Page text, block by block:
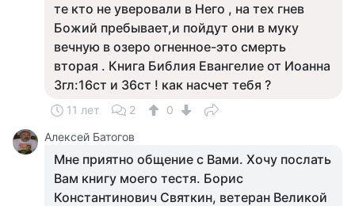
те кто не уверовали в Него , на тех гнев
Божий пребывает,и пойдут они в муку
вечную в озеро огненное-это смерть
вторая . Книга Библия Евангелие от Иоанна
3гл:16ст и 36ст ! как насчет тебя ?
11 лет 2
0
Алексей Батогов
Мне приятно общение с Вами. Хочу послать
Вам книгу моего тестя. Борис
Константинович Святкин, ветеран Великой